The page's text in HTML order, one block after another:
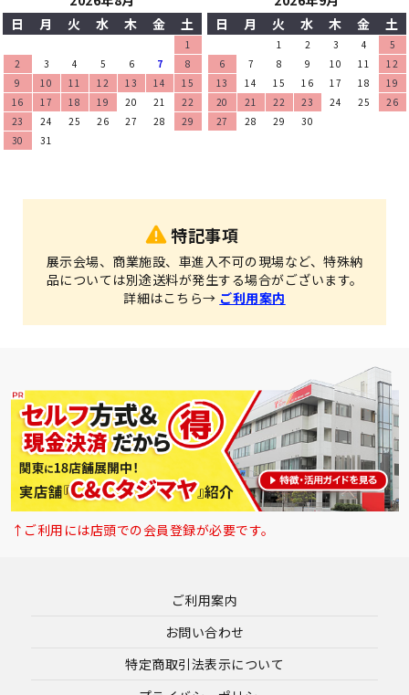
日
月 火 水 木 金 土
1
2
3 4 5 6 7
8
9
10 11 12 13 14
15
16
17 18 19 20 21
22
23
24 25 26 27 28
29
30
31
日
月 火 水 木 金 土
1 2 3 4
5
6
7 8 9 10 11
12
13
14 15 16 17 18
19
20
21 22 23 24 25
26
27
28 29 30
特記事項
展示会場、商業施設、車進入不可の現場など、特殊納
品については別途送料が発生する場合がございます。
詳細はこちら→ ご利用案内
↑ご利用には店頭での会員登録が必要です。
ご利用案内
お問い合わせ
特定商取引法表示について